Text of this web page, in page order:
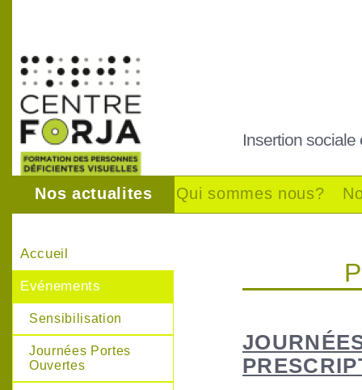
Insertion
Nos actualites Qui sommes nous?
Accueil
Evénements
Sensibilisation
Journées Portes
Ouvertes